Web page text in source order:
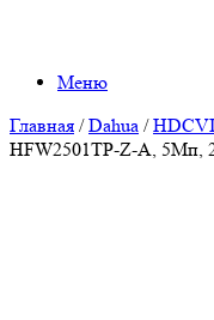
Меню
Главная /Dahua /
HFW2501TP-Z-A, 5Mп,